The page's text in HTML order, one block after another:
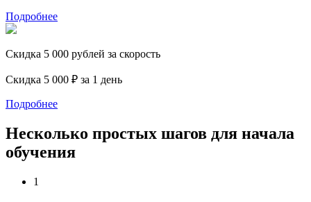
Подробнее
Скидка 5 000 рублей за скорость
Скидка 5 000 ₽ за 1 день
Подробнее
Несколько простых шагов для начала
обучения
1